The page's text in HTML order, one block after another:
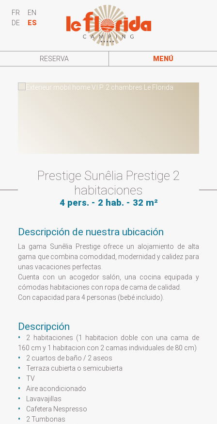
FR
EN
DE
ES
RESERVA MENÚ
Prestige Sunêlia Prestige 2
habitaciones
4 pers. - 2 hab. - 32 m²
Descripción de nuestra ubicación
La gama Sunêlia Prestige ofrece un alojamiento de alta
gama que combina comodidad, modernidad y calidez para
unas vacaciones perfectas.
Cuenta con un acogedor salón, una cocina equipada y
cómodas habitaciones con ropa de cama de calidad.
Con capacidad para 4 personas (bebé incluido).
Descripción
2 habitaciones (1 habitacion doble con una cama de
160 cm y 1 habitacion con 2 camas individuales de 80 cm)
2 cuartos de baño / 2 aseos
Terraza cubierta o semicubierta
TV
Aire acondicionado
Lavavajillas
Cafetera Nespresso
2 Tumbonas